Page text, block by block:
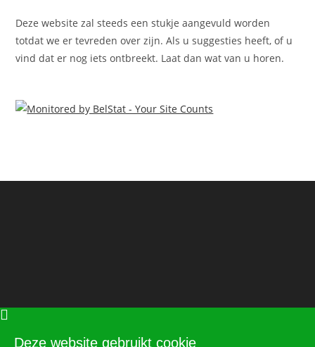
Deze website zal steeds een stukje aangevuld worden
totdat we er tevreden over zijn. Als u suggesties heeft, of u
vind dat er nog iets ontbreekt. Laat dan wat van u horen.
Deze website gebruikt cookie